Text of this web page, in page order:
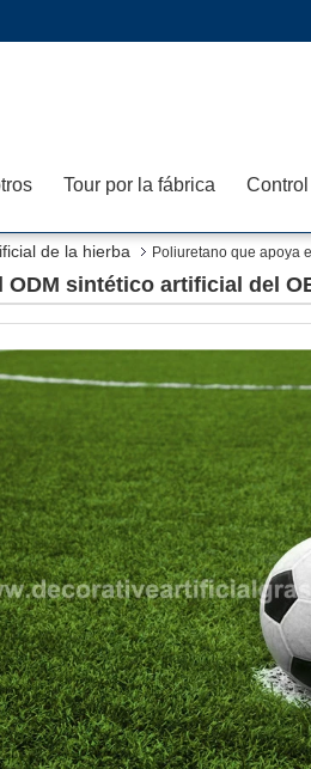
Tour por la fábrica
de la hierba Poliuretano que apoya
ODM sintético artificial del